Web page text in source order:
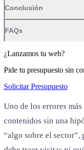
Conclusión
FAQs
¿Lanzamos tu web?
Pide tu presupuesto sin
Solicitar Presupuesto
Uno de los errores
contenidos sin una
“algo sobre el sector”,